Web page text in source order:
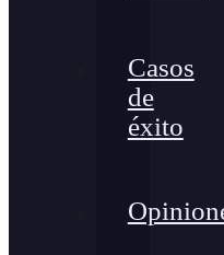
Casos
de
éxito